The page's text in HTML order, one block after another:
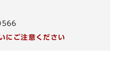
にご注意ください